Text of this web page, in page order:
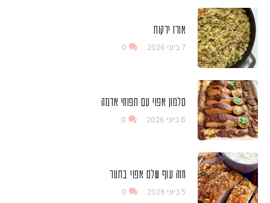
אורז ירקות
7 ביוני 2026 0
סלמון אפוי עם תפוחי אדמה
6 ביוני 2026 0
חזה עוף שלם אפוי בתנור
5 ביוני 2026 0